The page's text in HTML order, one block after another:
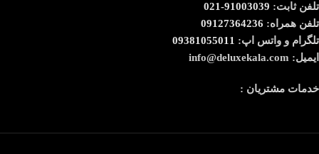
تلفن ثابت: 91003039-021
تلفن همراه: 09127364236
تلگرام و واتس اپ: 09381055011
ایمیل: info@deluxekala.com
خدمات مشتریان :